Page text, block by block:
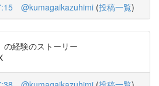
@kumagaikazuhimi (投稿一覧)
の経験のストーリー